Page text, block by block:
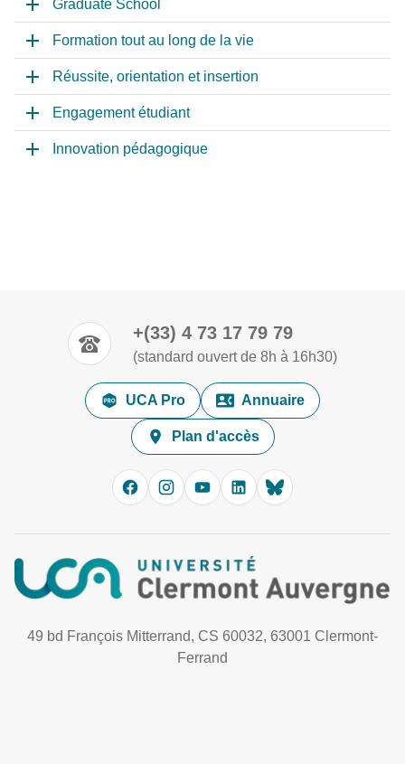
Graduate School
Formation tout au long de la vie
Réussite, orientation et insertion
Engagement étudiant
Innovation pédagogique
+(33) 4 73 17 79 79
(standard ouvert de 8h à 16h30)
UCA Pro Annuaire
Plan d'accès
49 bd François Mitterrand, CS 60032, 63001 Clermont-
Ferrand